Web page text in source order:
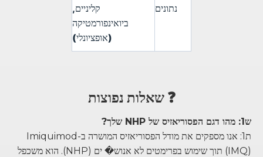
נתונים
קליניים,
ביואינפורמטיקה
(אופציונלי)
❓ שאלות נפוצות
ש1: מהו דגם הפסוריאזיס של NHP שלך?
ת1: אנו מספקים את מודל הפסוריאזיס המושרה ב-Imiquimod
(IMQ) תוך שימוש בפרימטים לא אנוש� ים (NHP). הוא משכפל